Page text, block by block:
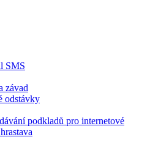
SMS
závad
odstávky
podkladů pro internetové